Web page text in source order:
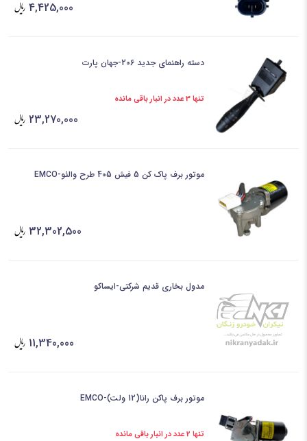
4,425,000
دسته راهنمای جدید 206-جهان پارت
تنها 3 عدد در انبار باقی مانده
23,270,000
موتور برف پاک کن 5 فیش 405 طرح والئو-EMCO
32,302,500
مدول بخاری قدیم شرکتی-ایساکو
11,340,000
موتور برف پاکن رانا(12 ولت)-EMCO
تنها 2 عدد در انبار باقی مانده